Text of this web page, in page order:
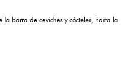
la barra de ceviches y cócteles, hasta la